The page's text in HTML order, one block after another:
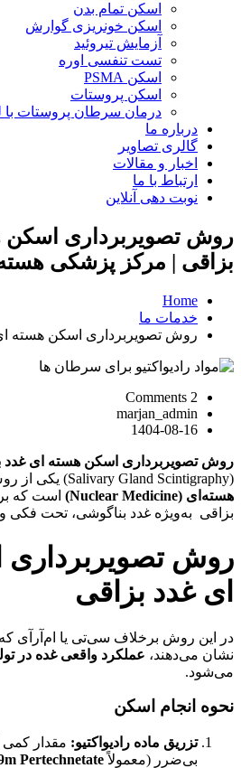
اسکن تمام بدن
اسکن خونریزی گوارش
آزمایش تیروئید
تست تنفسی اوره
اسکن PSMA
اسکن پروستات
درمان سرطان پروستات با
درباره ما
گالری تصاویر
اخبار و مقالات
ارتباط با ما
نوبت دهی آنلاین
روش تصویربرداری اسکن
بزاقی | مرکز پزشکی
Home
خدمات ما
روش تصویربرداری اسکن هسته
2 Comments
marjan_admin
1404-08-16
روش تصویربرداری اسکن هسته ای غدد
(Salivary Gland Scintigraphy) یکی از روش‌ های
هسته‌ای (Nuclear Medicine)
است که
بزاقی به‌ویژه غدد بناگوشی، تحت‌ فکی
روش
ای غدد بزاقی
در این روش برخلاف سی‌تی یا ام‌آر‌آی که
نشان می‌دهند، عملکرد واقعی غده در
می‌شود.
نحوه انجام اسکن
تزریق ماده رادیواکتیو: مقدار کمی
بی‌ضرر (معمولاًPertechnetate